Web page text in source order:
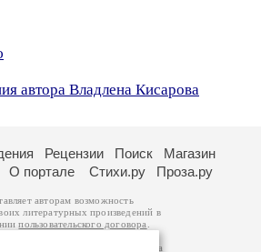
автора Владлена Кисарова
Рецензии Поиск
Магазин
О портале Стихи.ру Проза.ру
авторам возможность
литературных произведений в
пользовательского договора
принадлежат авторам
произведений возможна